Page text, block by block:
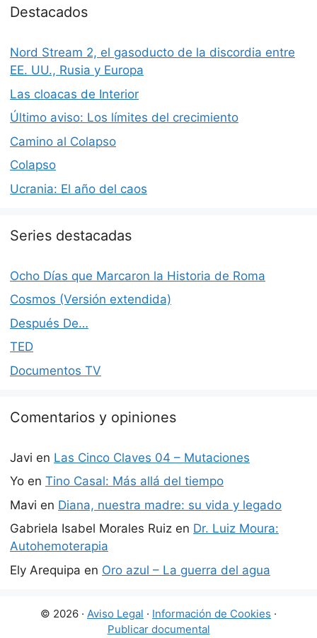
Destacados
Nord Stream 2, el gasoducto de la discordia entre
EE. UU., Rusia y Europa
Las cloacas de Interior
Último aviso: Los límites del crecimiento
Camino al Colapso
Colapso
Ucrania: El año del caos
Series destacadas
Ocho Días que Marcaron la Historia de Roma
Cosmos (Versión extendida)
Después De…
TED
Documentos TV
Comentarios y opiniones
Javi en Las Cinco Claves 04 – Mutaciones
Yo en Tino Casal: Más allá del tiempo
Mavi en Diana, nuestra madre: su vida y legado
Gabriela Isabel Morales Ruiz en Dr. Luiz Moura:
Autohemoterapia
Ely Arequipa en Oro azul – La guerra del agua
© 2026 · Aviso Legal · Información de Cookies ·
Publicar documental